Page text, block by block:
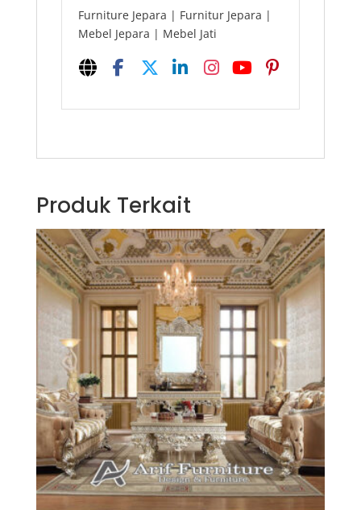
Furniture Jepara | Furnitur Jepara |
Mebel Jepara | Mebel Jati
Produk Terkait